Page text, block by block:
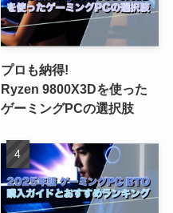
プロも納得!
Ryzen 9800X3Dを使った
ゲーミングPCの選択肢